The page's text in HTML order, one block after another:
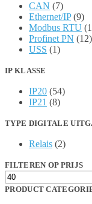
CAN (7)
Ethernet/IP (9)
Modbus RTU
Profinet PN (12)
USS (1)
IP KLASSE
IP20 (54)
IP21 (8)
TYPE DIGITALE
Relais (2)
FILTEREN OP PRIJS
Min.
prijs
PRODUCT